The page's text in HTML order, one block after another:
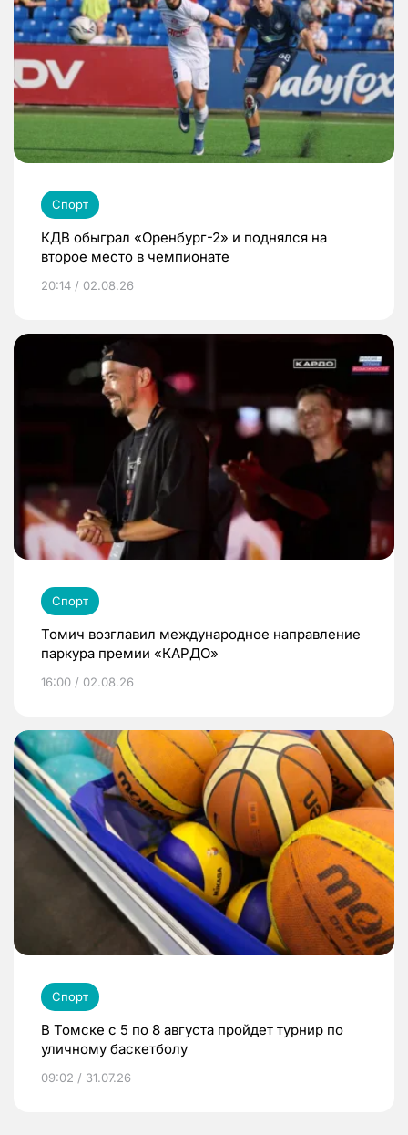
Спорт
КДВ обыграл «Оренбург-2» и поднялся на
второе место в чемпионате
20:14 / 02.08.26
Спорт
Томич возглавил международное направление
паркура премии «КАРДО»
16:00 / 02.08.26
Спорт
В Томске с 5 по 8 августа пройдет турнир по
уличному баскетболу
09:02 / 31.07.26